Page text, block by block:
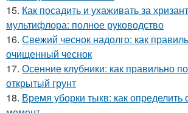
15. Как посадить и ухаживать за
мультифлора: полное руководство
16. Свежий чеснок надолго: как
очищенный чеснок
17. Осенние клубники: как правильно
открытый грунт
18. Время уборки тыкв: как